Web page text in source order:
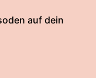
auf dein